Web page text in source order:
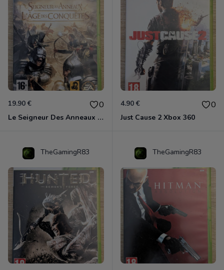
19.90 € 0
Le Seigneur Des Anneaux - L'âge Des Conquêtes Xbox 360
4.90 € 0
Just Cause 2 Xbox 360
TheGamingR83 TheGamingR83